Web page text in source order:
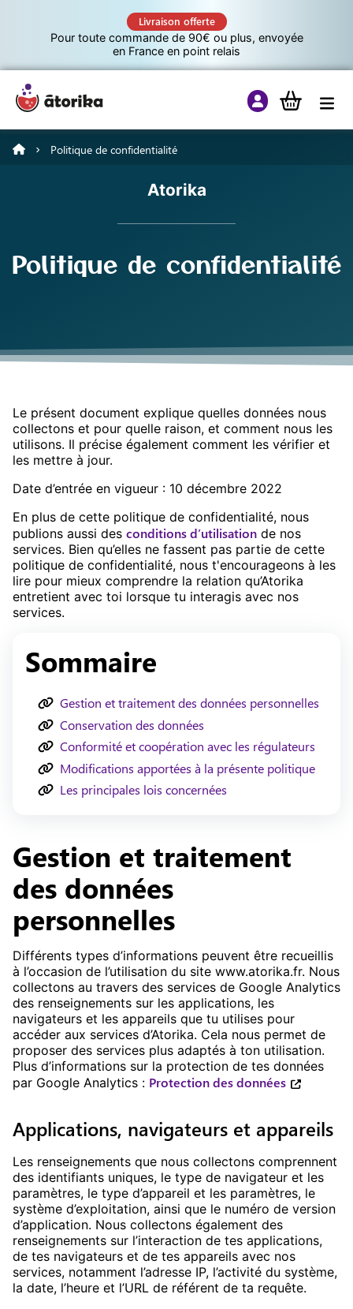
Livraison offerte
Pour toute commande de 90€ ou plus, envoyée
en France en point relais
Jeux éducatifs
Culture G
Politique de confidentialité
Atorika
Politique de confidentialité
Le présent document explique quelles données nous
collectons et pour quelle raison, et comment nous les
utilisons. Il précise également comment les vérifier et
les mettre à jour.
Date d’entrée en vigueur : 10 décembre 2022
En plus de cette politique de confidentialité, nous
publions aussi des conditions d’utilisation de nos
services. Bien qu’elles ne fassent pas partie de cette
politique de confidentialité, nous t'encourageons à les
lire pour mieux comprendre la relation qu’Atorika
entretient avec toi lorsque tu interagis avec nos
services.
Sommaire
Gestion et traitement des données personnelles
Conservation des données
Conformité et coopération avec les régulateurs
Modifications apportées à la présente politique
Les principales lois concernées
Gestion et traitement
des données
personnelles
Différents types d’informations peuvent être recueillis
à l’occasion de l’utilisation du site www.atorika.fr. Nous
collectons au travers des services de Google Analytics
des renseignements sur les applications, les
navigateurs et les appareils que tu utilises pour
accéder aux services d’Atorika. Cela nous permet de
proposer des services plus adaptés à ton utilisation.
Plus d’informations sur la protection de tes données
par Google Analytics : Protection des données
Applications, navigateurs et appareils
Les renseignements que nous collectons comprennent
des identifiants uniques, le type de navigateur et les
paramètres, le type d’appareil et les paramètres, le
système d’exploitation, ainsi que le numéro de version
d’application. Nous collectons également des
renseignements sur l’interaction de tes applications,
de tes navigateurs et de tes appareils avec nos
services, notamment l’adresse IP, l’activité du système,
la date, l’heure et l’URL de référent de ta requête.